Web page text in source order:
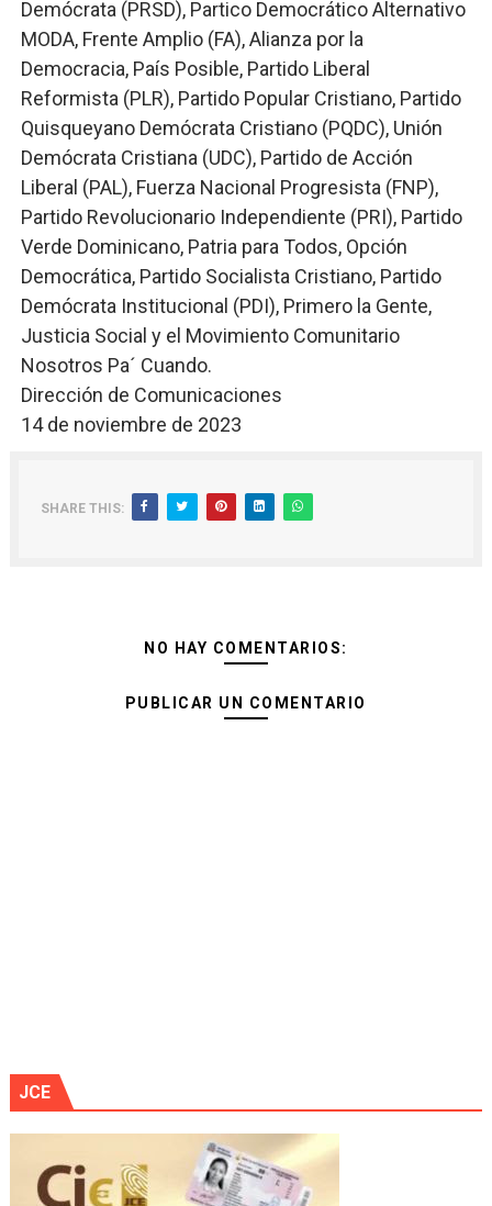
Demócrata (PRSD), Partico Democrático Alternativo
MODA, Frente Amplio (FA), Alianza por la
Democracia, País Posible, Partido Liberal
Reformista (PLR), Partido Popular Cristiano, Partido
Quisqueyano Demócrata Cristiano (PQDC), Unión
Demócrata Cristiana (UDC), Partido de Acción
Liberal (PAL), Fuerza Nacional Progresista (FNP),
Partido Revolucionario Independiente (PRI), Partido
Verde Dominicano, Patria para Todos, Opción
Democrática, Partido Socialista Cristiano, Partido
Demócrata Institucional (PDI), Primero la Gente,
Justicia Social y el Movimiento Comunitario
Nosotros Pa´ Cuando.
Dirección de Comunicaciones
14 de noviembre de 2023
SHARE THIS:
NO HAY COMENTARIOS:
PUBLICAR UN COMENTARIO
JCE